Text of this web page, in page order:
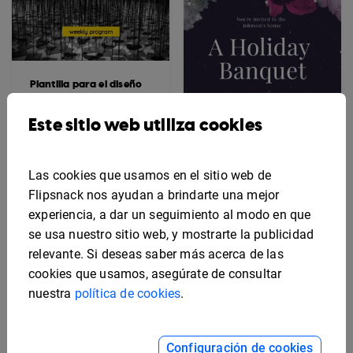
Plantilla para el diseño
de un itinerario semanal
Plantilla elegante para
programa de banquetes
Este sitio web utiliza cookies
Las cookies que usamos en el sitio web de
Flipsnack nos ayudan a brindarte una mejor
experiencia, a dar un seguimiento al modo en que
se usa nuestro sitio web, y mostrarte la publicidad
relevante. Si deseas saber más acerca de las
cookies que usamos, asegúrate de consultar
nuestra política de cookies.
Configuración de cookies